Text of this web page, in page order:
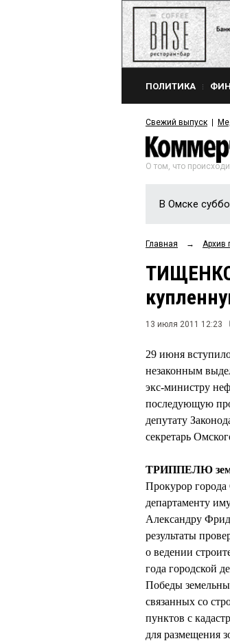
ПОЛИТИКА
Свежий выпуск
О том, что
В Омске
Главная → Архив
13 июля 2011 12:23
29 июня
незаконным
экс-министру
последующую
депутату
секретарь
ТРИППЕЛЮ
Прокурор города
департаменту
Александру
результаты
о ведении
года городской
Победы
связанных со
пунктов с
для размещения